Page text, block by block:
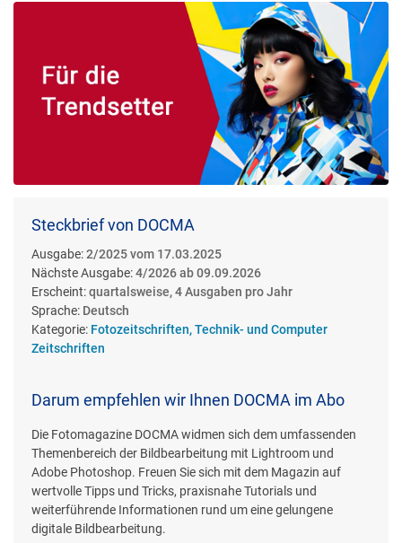
Steckbrief von DOCMA
Ausgabe:2/2025 vom 17.03.2025
Nächste Ausgabe:4/2026 ab 09.09.2026
Erscheint:quartalsweise, 4 Ausgaben pro Jahr
Sprache: Deutsch
Kategorie: Fotozeitschriften, Technik- und Computer
Zeitschriften
Darum empfehlen wir Ihnen DOCMA im Abo
Die Fotomagazine DOCMA widmen sich dem umfassenden
Themenbereich der Bildbearbeitung mit Lightroom und
Adobe Photoshop. Freuen Sie sich mit dem Magazin auf
wertvolle Tipps und Tricks, praxisnahe Tutorials und
weiterführende Informationen rund um eine gelungene
digitale Bildbearbeitung.